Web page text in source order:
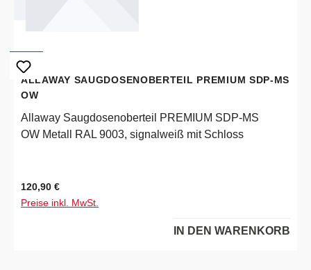
ALLAWAY SAUGDOSENOBERTEIL PREMIUM SDP-MS
OW
Allaway Saugdosenoberteil PREMIUM SDP-MS
OW Metall RAL 9003, signalweiß mit Schloss
Regulärer Preis:
120,90 €
Preise inkl. MwSt.
IN DEN WARENKORB